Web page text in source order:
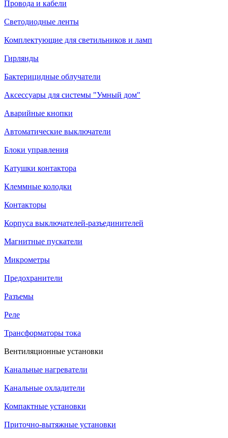
Провода и кабели
Светодиодные ленты
Комплектующие для светильников и ламп
Гирлянды
Бактерицидные облучатели
Аксессуары для системы "Умный дом"
Аварийные кнопки
Автоматические выключатели
Блоки управления
Катушки контактора
Клеммные колодки
Контакторы
Корпуса выключателей-разъединителей
Магнитные пускатели
Микрометры
Предохранители
Разъемы
Реле
Трансформаторы тока
Вентиляционные установки
Канальные нагреватели
Канальные охладители
Компактные установки
Приточно-вытяжные установки